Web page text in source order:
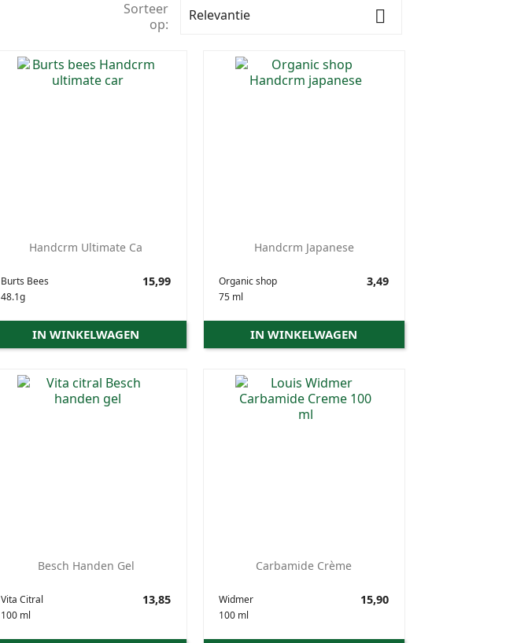
Sorteer
op:
Relevantie 
Handcrm Ultimate Ca
Burts Bees
48.1g
Prijs
15,99
IN WINKELWAGEN
Handcrm Japanese
Organic shop
75 ml
Prijs3,49
IN WINKELWAGEN
Besch Handen Gel
Vita Citral
100 ml
Prijs
13,85
Carbamide Crème
Widmer
100 ml
Prijs
15,90